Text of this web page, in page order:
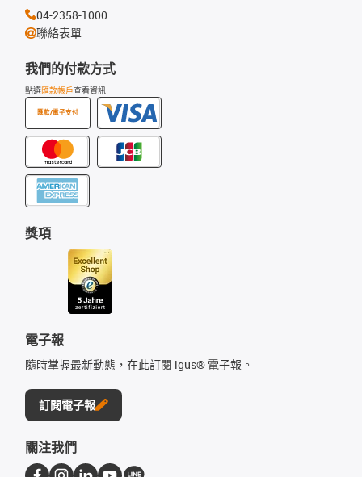
我們的付款方式
點選匯款帳戶查看資訊
匯款/電子支付
獎項
電子報
隨時掌握最新動態，在此訂閱 igus® 電子報。
訂閱電子報
04-2358-1000
聯絡表單
關注我們